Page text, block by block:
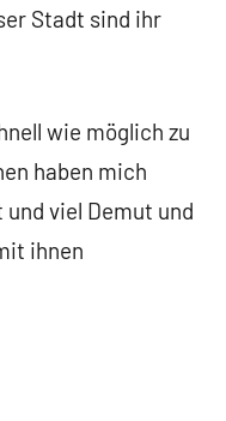
Stadt sind ihr
wie möglich zu
haben mich
viel Demut und
ihnen